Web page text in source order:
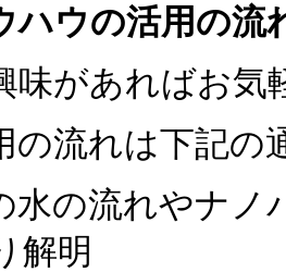
ハウの活用の流
味があればお気
の流れは下記の
の流れやナノ
解明